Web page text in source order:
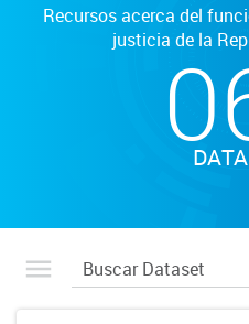
Recursos acerca del
justicia de la